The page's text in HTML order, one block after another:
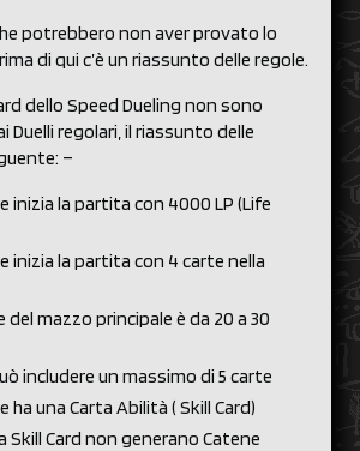
potrebbero non aver provato lo
di qui c’è un riassunto delle regole.
dello Speed Dueling non sono
Duelli regolari, il riassunto delle
–
inizia la partita con 4000 LP (Life
inizia la partita con 4 carte nella
del mazzo principale è da 20 a 30
includere un massimo di 5 carte
ha una Carta Abilità ( Skill Card)
Skill Card non generano Catene